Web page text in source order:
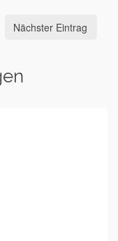
Nächster Eintrag